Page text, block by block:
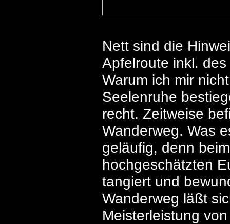
Nett sind die
Apfelroute inkl.
Warum ich mir
Seelenruhe
recht. Zeitweise
Wanderweg. Was
geläufig, denn
hochgeschätzten
tangiert und
Wanderweg läßt
Meisterleistung